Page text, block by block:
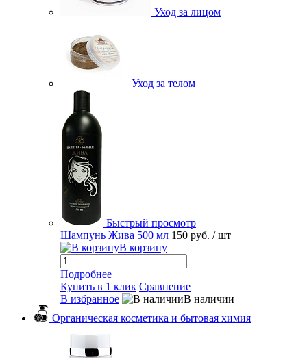
Уход за лицом
Уход за телом
Быстрый просмотр
Шампунь Жива 500 мл 150 руб. / шт
В корзину
Подробнее
Купить в 1 клик Сравнение
В избранное
В наличии
Органическая косметика и бытовая химия